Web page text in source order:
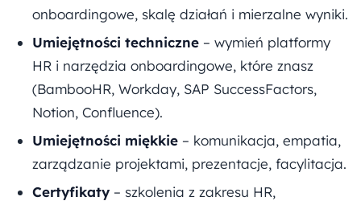
onboardingowe, skalę działań i mierzalne wyniki.
Umiejętności techniczne – wymień platformy
HR i narzędzia onboardingowe, które znasz
(BambooHR, Workday, SAP SuccessFactors,
Notion, Confluence).
Umiejętności miękkie – komunikacja, empatia,
zarządzanie projektami, prezentacje, facylitacja.
Certyfikaty – szkolenia z zakresu HR,